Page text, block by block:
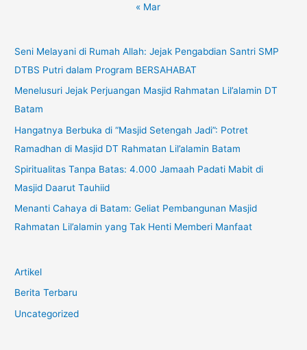
« Mar
Seni Melayani di Rumah Allah: Jejak Pengabdian Santri SMP
DTBS Putri dalam Program BERSAHABAT
Menelusuri Jejak Perjuangan Masjid Rahmatan Lil’alamin DT
Batam
Hangatnya Berbuka di “Masjid Setengah Jadi”: Potret
Ramadhan di Masjid DT Rahmatan Lil’alamin Batam
Spiritualitas Tanpa Batas: 4.000 Jamaah Padati Mabit di
Masjid Daarut Tauhiid
Menanti Cahaya di Batam: Geliat Pembangunan Masjid
Rahmatan Lil’alamin yang Tak Henti Memberi Manfaat
Artikel
Berita Terbaru
Uncategorized